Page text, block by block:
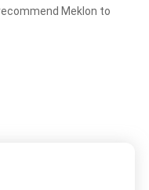
Meklon to